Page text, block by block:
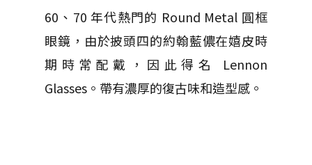
60、70 年代熱門的 Round Metal 圓框
眼鏡，由於披頭四的約翰藍儂在嬉皮時
期時常配戴，因此得名 Lennon
Glasses。帶有濃厚的復古味和造型感。